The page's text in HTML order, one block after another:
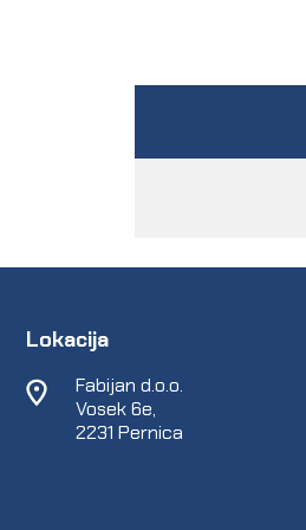
Lokacija
Fabijan d.o.o.
Vosek 6e,
2231 Pernica